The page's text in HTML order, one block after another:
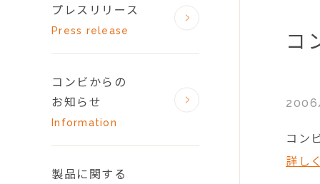
コ
コン
詳し
プレスリリース
Press release
コンビからの
お知らせ
Information
製品に関する